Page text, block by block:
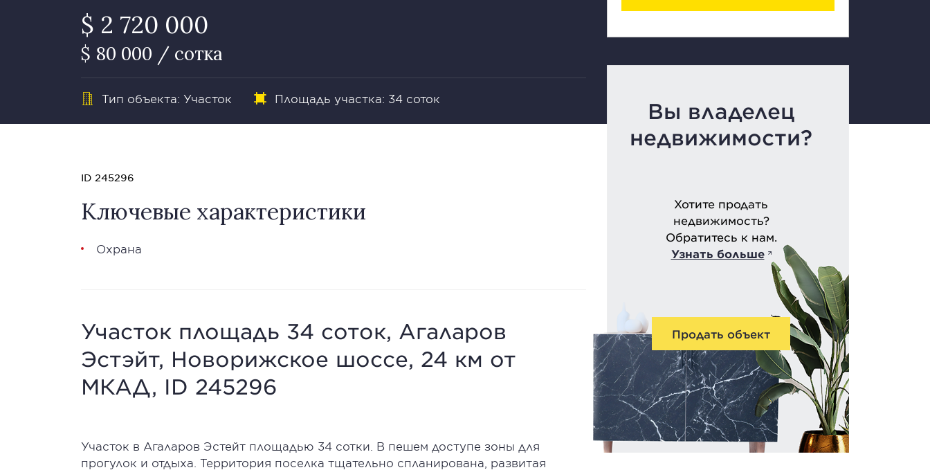
$ 2 720 000
$ 80 000 / сотка
Тип объекта: Участок Площадь участка: 34 соток
Вы владелец
недвижимости?
Хотите продать
недвижимость?
Обратитесь к нам.
Узнать больше
Продать объект
ID 245296
Ключевые характеристики
Охрана
Участок площадь 34 соток, Агаларов
Эстэйт, Новорижское шоссе, 24 км от
МКАД, ID 245296
Участок в Агаларов Эстейт площадью 34 сотки. В пешем доступе зоны для
прогулок и отдыха. Территория поселка тщательно спланирована, развитая